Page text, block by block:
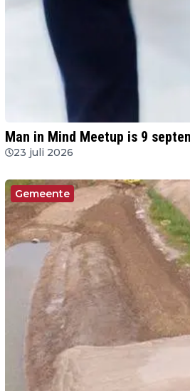
Man in Mind Meetup is 9
23 juli 2026
Gemeente